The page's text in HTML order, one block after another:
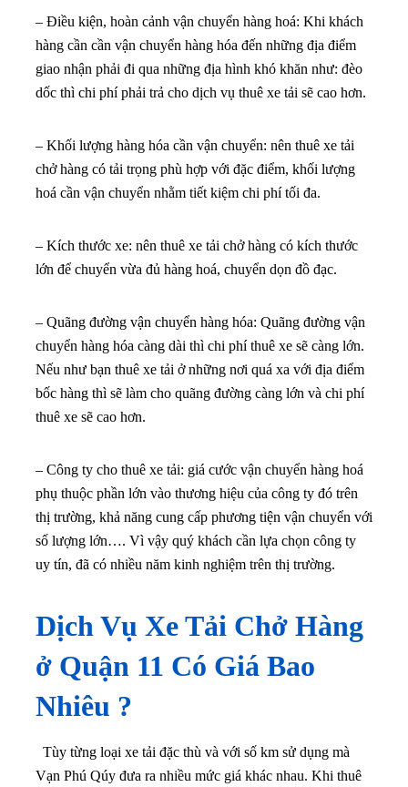
– Điều kiện, hoàn cảnh vận chuyển hàng hoá: Khi khách
hàng cần cần vận chuyển hàng hóa đến những địa điểm
giao nhận phải đi qua những địa hình khó khăn như: đèo
dốc thì chi phí phải trả cho dịch vụ thuê xe tải sẽ cao hơn.
– Khối lượng hàng hóa cần vận chuyển: nên thuê xe tải
chở hàng có tải trọng phù hợp với đặc điểm, khối lượng
hoá cần vận chuyển nhằm tiết kiệm chi phí tối đa.
– Kích thước xe: nên thuê xe tải chở hàng có kích thước
lớn để chuyển vừa đủ hàng hoá, chuyển dọn đồ đạc.
– Quãng đường vận chuyển hàng hóa: Quãng đường vận
chuyển hàng hóa càng dài thì chi phí thuê xe sẽ càng lớn.
Nếu như bạn thuê xe tải ở những nơi quá xa với địa điểm
bốc hàng thì sẽ làm cho quãng đường càng lớn và chi phí
thuê xe sẽ cao hơn.
– Công ty cho thuê xe tải: giá cước vận chuyển hàng hoá
phụ thuộc phần lớn vào thương hiệu của công ty đó trên
thị trường, khả năng cung cấp phương tiện vận chuyển với
số lượng lớn…. Vì vậy quý khách cần lựa chọn công ty
uy tín, đã có nhiều năm kinh nghiệm trên thị trường.
Dịch Vụ Xe Tải Chở Hàng
ở Quận 11 Có Giá Bao
Nhiêu ?
Tùy từng loại xe tải đặc thù và với số km sử dụng mà
Vạn Phú Qúy đưa ra nhiều mức giá khác nhau. Khi thuê